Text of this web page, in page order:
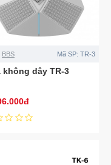
BBS Mã SP: TR-3
không dây TR-3